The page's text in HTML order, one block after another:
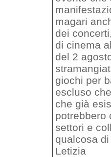
magari
dei
di cinema
del 2
giochi per
escluso
che già
potrebbero
settori e
qualcosa
Letizia